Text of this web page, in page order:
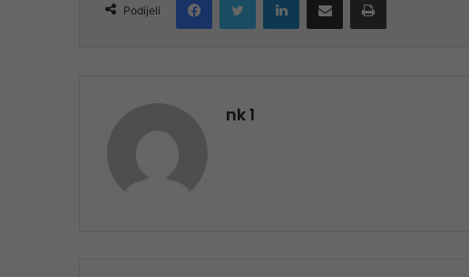
Podijeli
nk 1